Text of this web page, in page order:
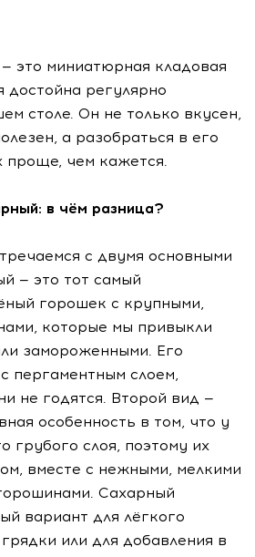
это миниатюрная кладовая
достойна регулярно
столе. Он не только вкусен,
а разобраться в его
проще, чем кажется.
в чём разница?
с двумя основными
— это тот самый
горошек с крупными,
которые мы привыкли
замороженными. Его
пергаментным слоем,
не годятся. Второй вид —
особенность в том, что у
грубого слоя, поэтому их
вместе с нежными, мелкими
Сахарный
вариант для лёгкого
или для добавления в